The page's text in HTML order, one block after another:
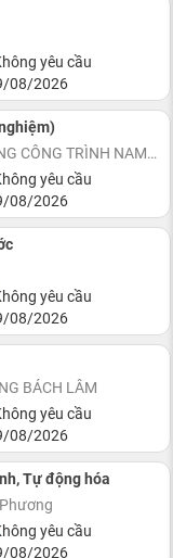
yêu cầu
08/2026
CÔNG TY TNHH THIẾT KẾ VÀ XÂY DỰNG CÔNG TRÌNH NAM HUY
yêu cầu
08/2026
yêu cầu
08/2026
BÁCH LÂM
yêu cầu
08/2026
Tự động hóa
yêu cầu
08/2026